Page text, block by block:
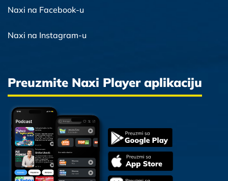
Naxi na Facebook-u
Naxi na Instagram-u
Preuzmite Naxi Player aplikaciju